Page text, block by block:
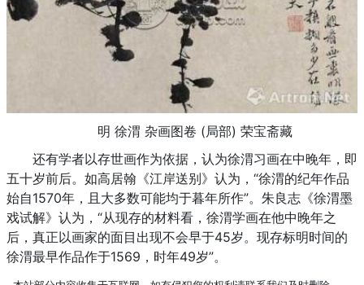
明 徐渭 杂画图卷 (局部) 荣宝斋藏
还有学者以存世画作为依据，认为徐渭习画在中晚年，即
五十岁前后。如高居翰《江岸送别》认为，“徐渭的纪年作品
始自1570年，且大多数可能均于暮年所作”。朱良志《徐渭墨
戏试解》认为，“从现存的材料看，徐渭学画在他中晚年之
后，真正以画家的面目出现不会早于45岁。现存标明时间的
徐渭最早作品作于1569，时年49岁”。